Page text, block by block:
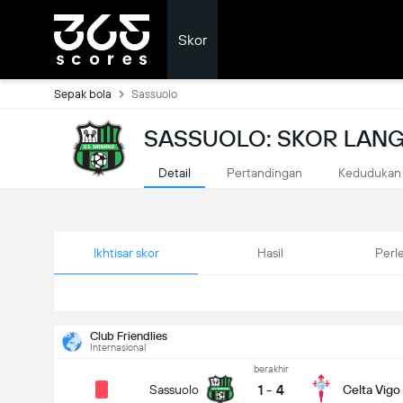
Skor
Sepak bola Sassuolo
SASSUOLO: SKOR
Detail Pertandingan Kedudukan
Ikhtisar skor Hasil
Club Friendlies
Internasional
Sassuolo
berakhir
1 - 4 Celta Vigo